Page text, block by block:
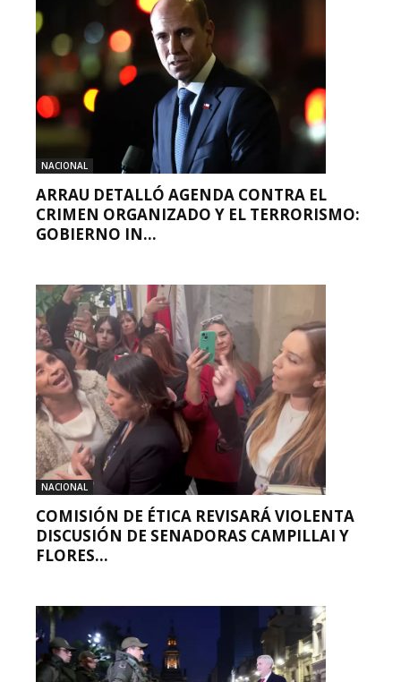
NACIONAL
ARRAU DETALLÓ AGENDA CONTRA EL
CRIMEN ORGANIZADO Y EL TERRORISMO:
GOBIERNO IN...
NACIONAL
COMISIÓN DE ÉTICA REVISARÁ VIOLENTA
DISCUSIÓN DE SENADORAS CAMPILLAI Y
FLORES...